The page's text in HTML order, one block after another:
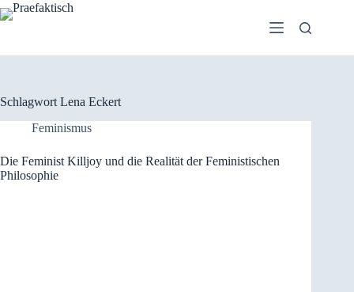
Zum
Inhalt
Schlagwort Lena Eckert
Feminismus
Die Feminist Killjoy und die Realität der Feministischen
Philosophie